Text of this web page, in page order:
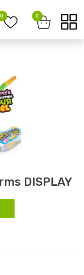
0 0
DISPLAY